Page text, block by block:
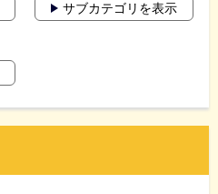
サブカテゴリを表示